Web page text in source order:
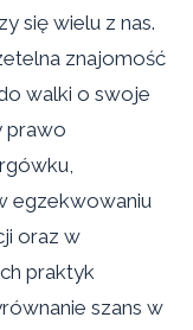
się wielu z nas.
znajomość
walki o swoje
prawo
egzekwowaniu
oraz w
praktyk
szans w